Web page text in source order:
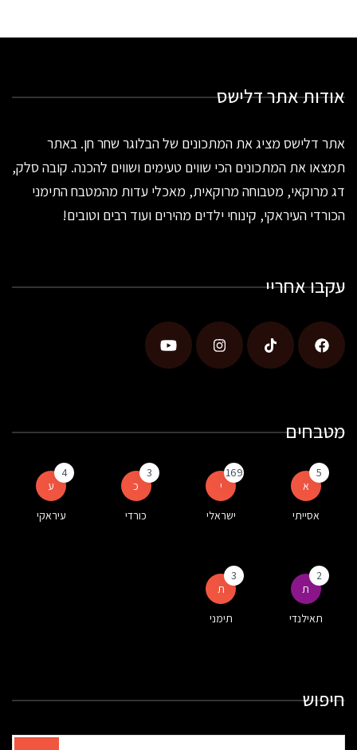
אודות אתר דלישס
אתר דלישס מציג את המתכונים של הבלוגר שחר חן. באתר
תמצאו את המתכונים הכי שווים טעימים ושווים להכנה. קובה סלק,
דג מרוקאי, מטבוחה מרוקאית, מאכלי עדות מהמטבח התימני
הכורדי העיראקי, קינוחי ילדים מהירים ועוד רבים וטובים!
עקבו אחריי
מטבחים
א
5
אסייתי
י
169
ישראלי
כ
3
כורדי
ע
4
עיראקי
ת
2
תאילנדי
ת
3
תימני
חיפוש